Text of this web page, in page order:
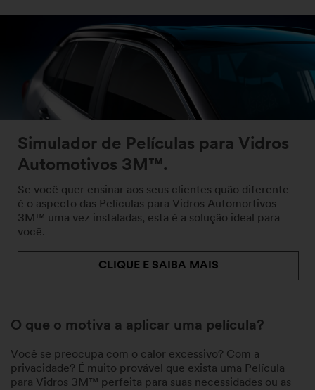
Simulador de Películas para Vidros
Automotivos 3M™.
Se você quer ensinar aos seus clientes quão diferente
é o aspecto das Películas para Vidros Automortivos
3M™ uma vez instaladas, esta é a solução ideal para
você.
CLIQUE E SAIBA MAIS
O que o motiva a aplicar uma película?
Você se preocupa com o calor excessivo? Com a
privacidade? É muito provável que exista uma Película
para Vidros 3M™ perfeita para suas necessidades ou as